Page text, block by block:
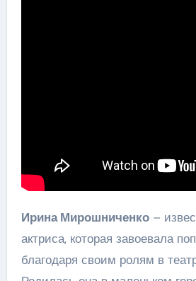
Ирина Мирошниченко–
актриса, которая завоевала
благодаря своим ролям в